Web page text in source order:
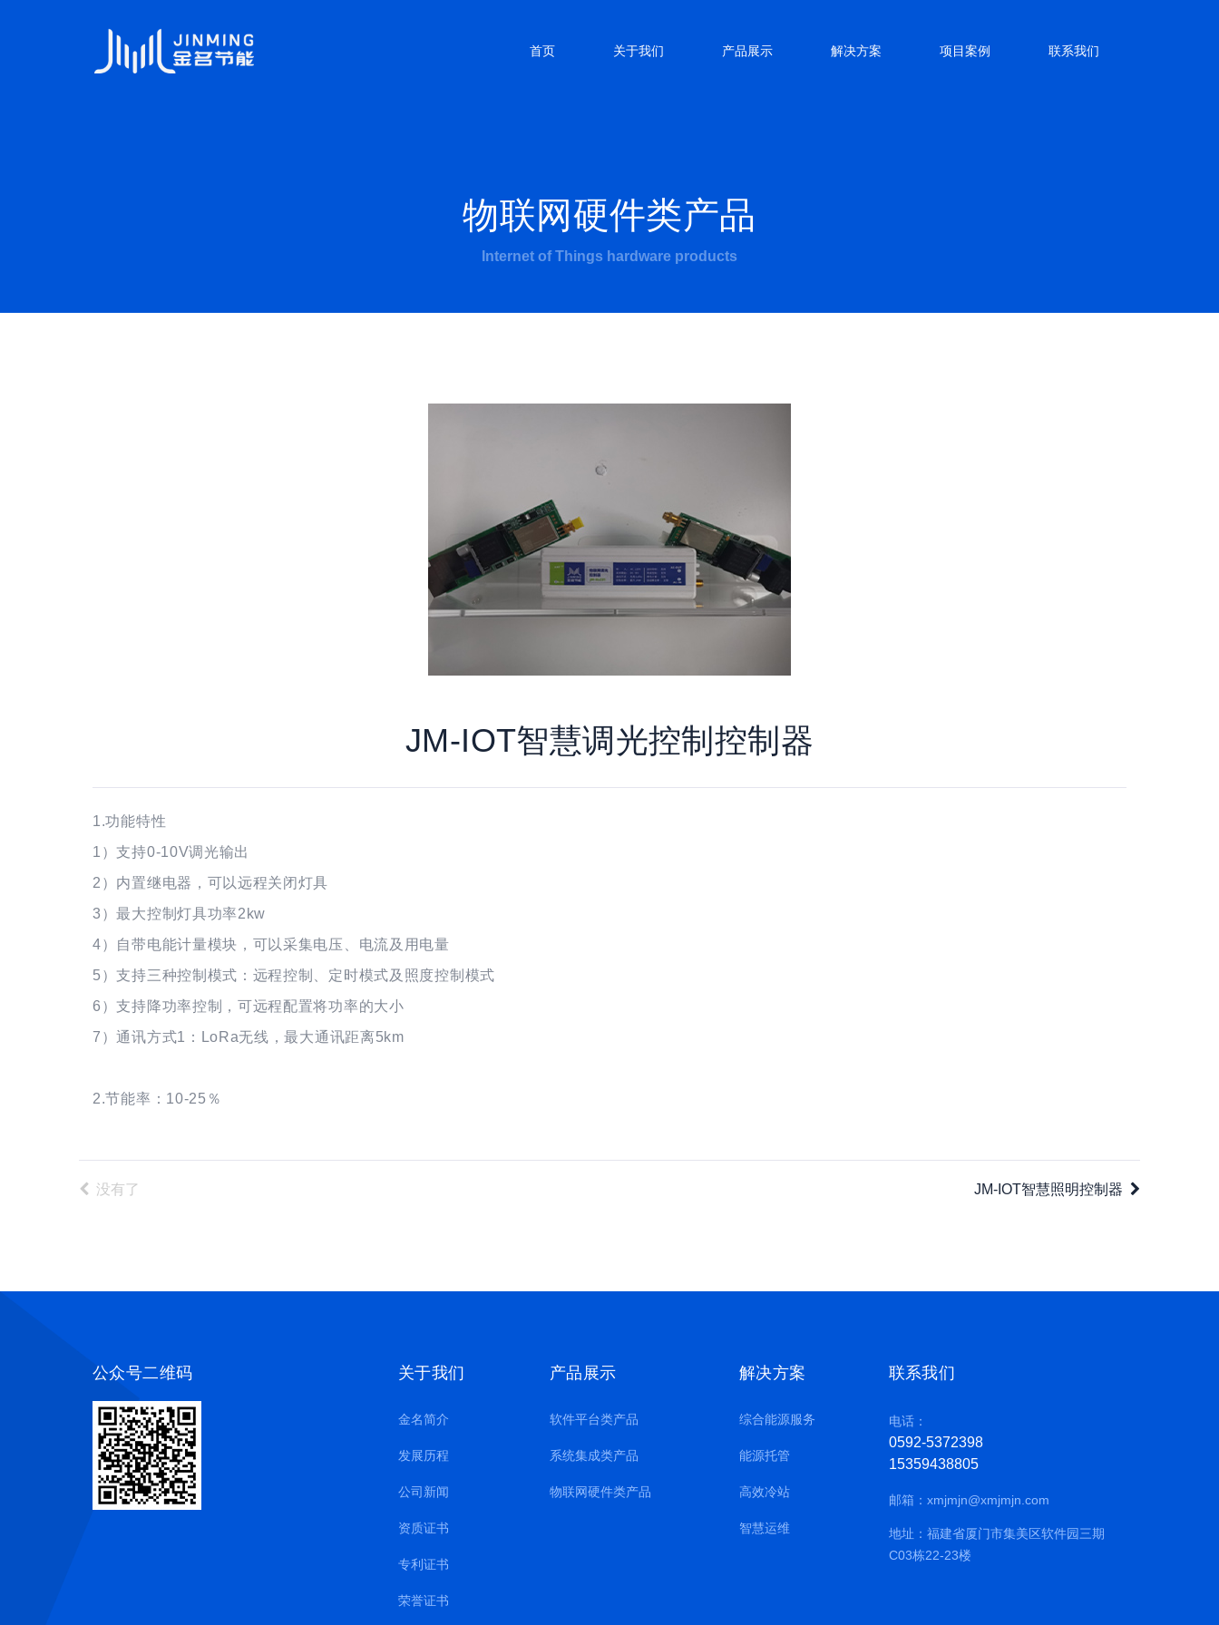
首页 关于我们 产品展示 解决方案 项目案例 联系我们
物联网硬件类产品
Internet of Things hardware products
JM-IOT智慧调光控制控制器
1.功能特性
1）支持0-10V调光输出
2）内置继电器，可以远程关闭灯具
3）最大控制灯具功率2kw
4）自带电能计量模块，可以采集电压、电流及用电量
5）支持三种控制模式：远程控制、定时模式及照度控制模式
6）支持降功率控制，可远程配置将功率的大小
7）通讯方式1：LoRa无线，最大通讯距离5km
2.节能率：10-25％
没有了 JM-IOT智慧照明控制器
公众号二维码 关于我们
金名简介
发展历程
公司新闻
资质证书
专利证书
荣誉证书
产品展示
软件平台类产品
系统集成类产品
物联网硬件类产品
解决方案
综合能源服务
能源托管
高效冷站
智慧运维
联系我们
电话：
0592-5372398
15359438805
邮箱： xmjmjn@xmjmjn.com
地址：福建省厦门市集美区软件园三期
C03栋22-23楼